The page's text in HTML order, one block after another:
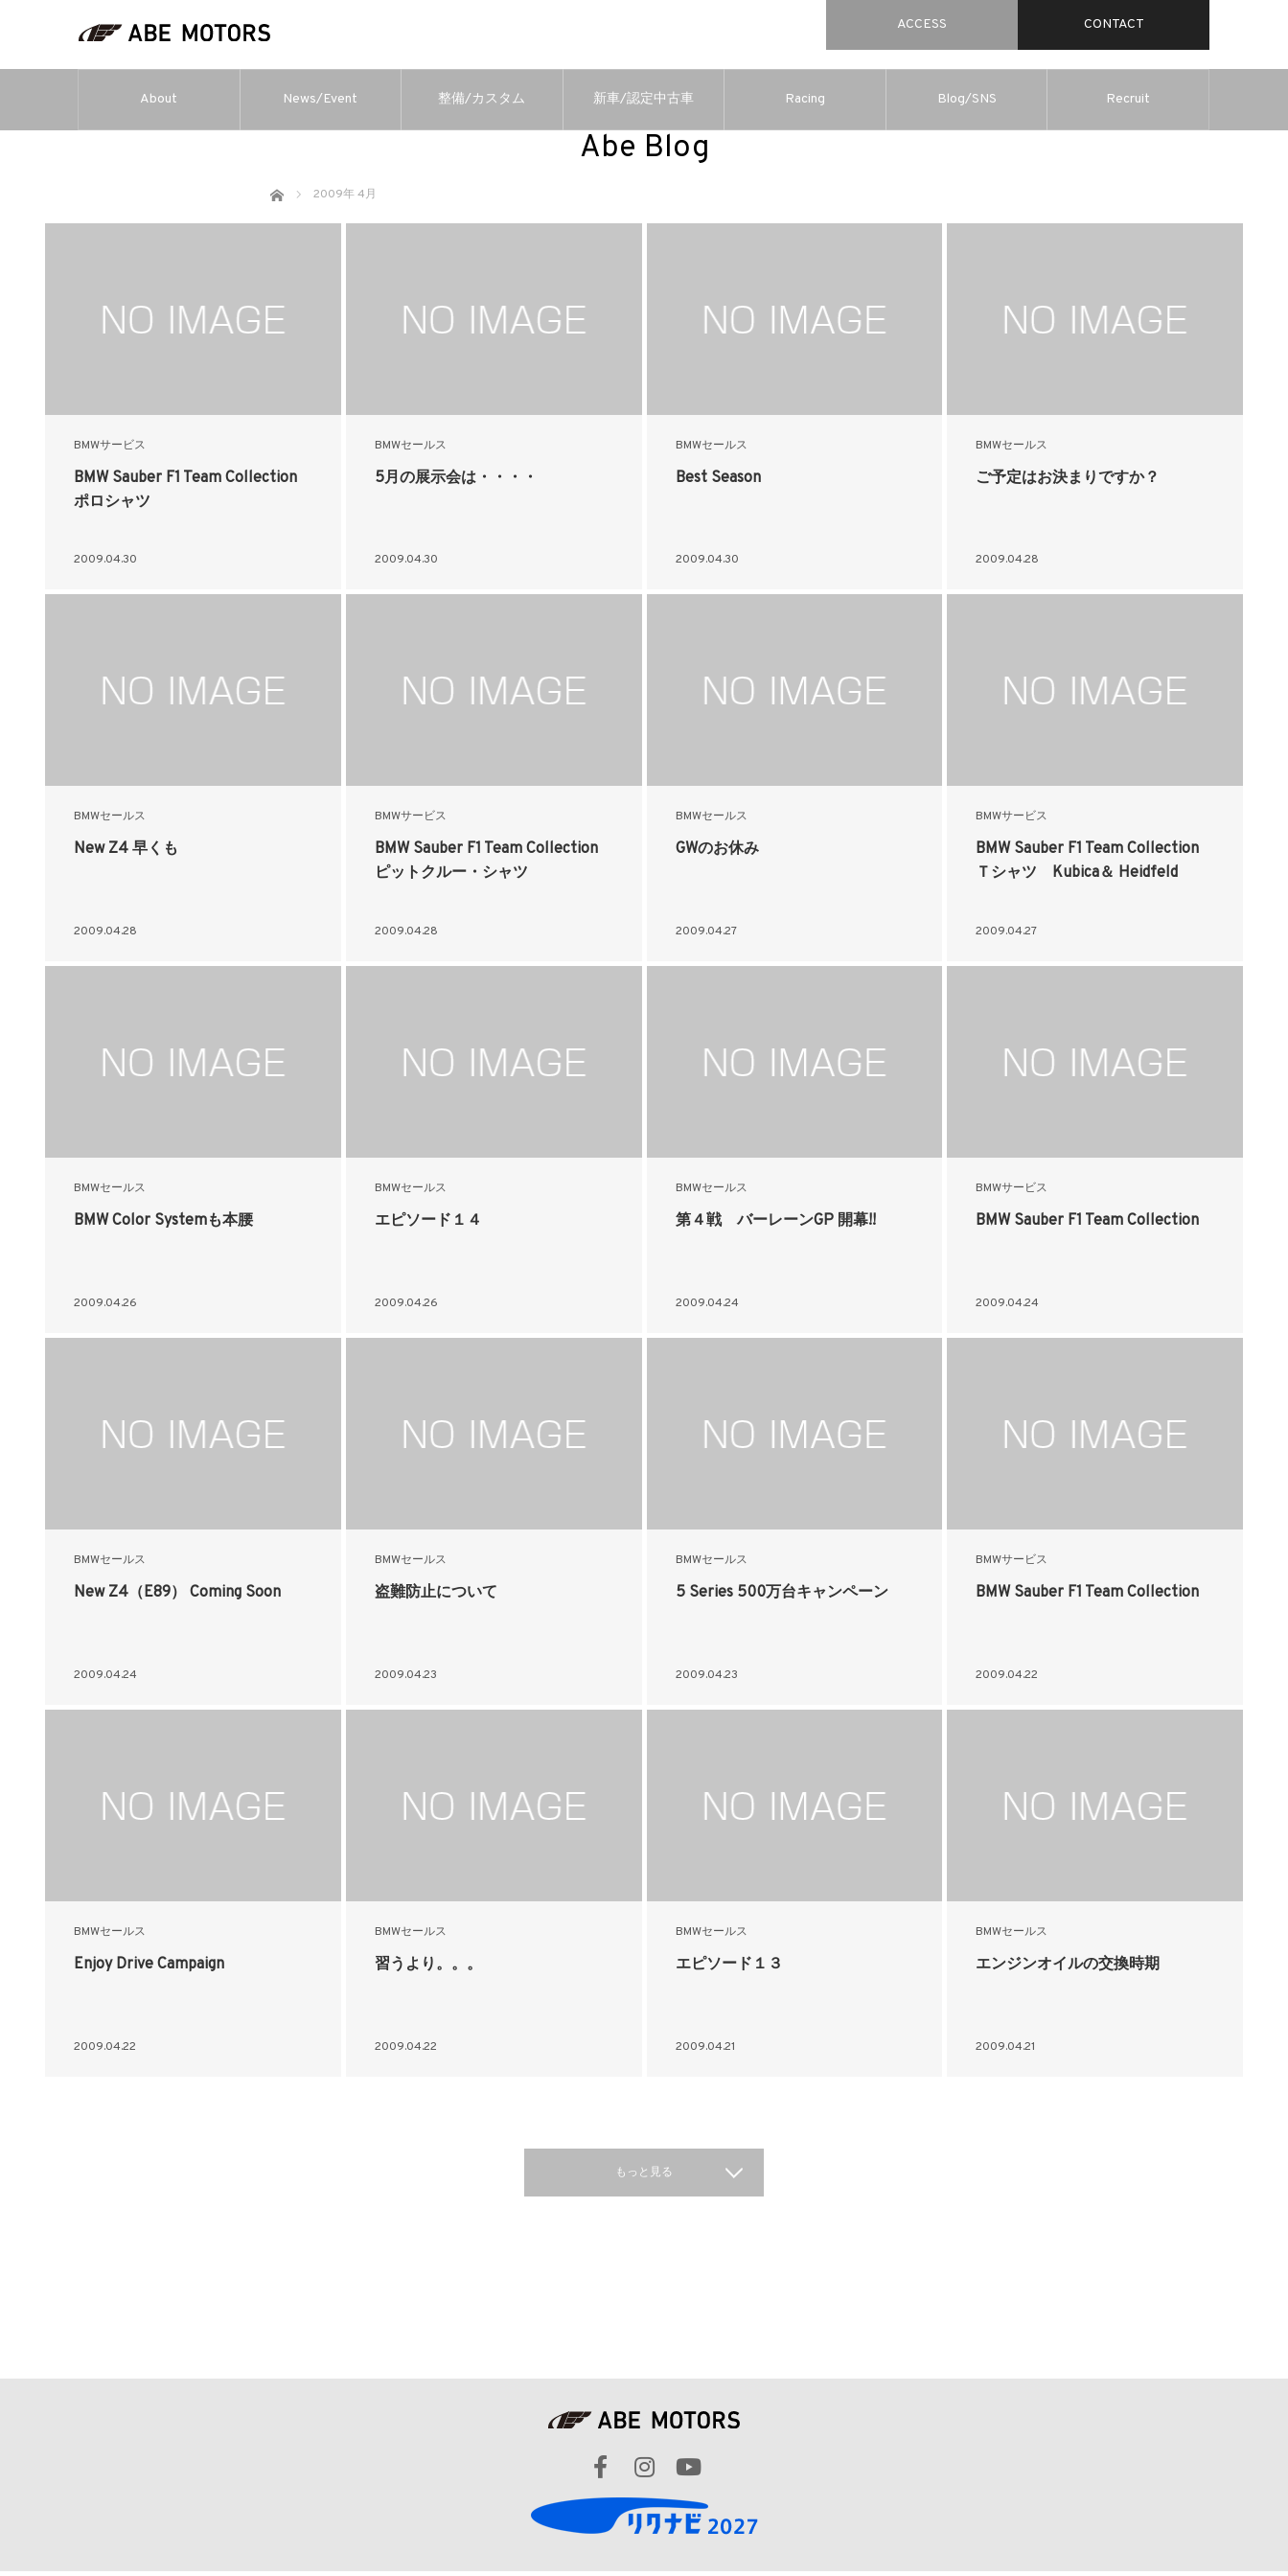
ACCESS CONTACT
About News/Event 整備/カスタム 新車/認定中古車 Racing Blog/SNS Recruit
Abe Blog
ホーム 2009年 4月
BMWサービス
BMW Sauber F1 Team Collection
ポロシャツ
2009.04.30
BMWセールス
5月の展示会は・・・・
2009.04.30
BMWセールス
Best Season
2009.04.30
BMWセールス
ご予定はお決まりですか？
2009.04.28
BMWセールス
New Z4 早くも
2009.04.28
BMWサービス
BMW Sauber F1 Team Collection
ピットクルー・シャツ
2009.04.28
BMWセールス
GWのお休み
2009.04.27
BMWサービス
BMW Sauber F1 Team Collection
Ｔシャツ Kubica＆ Heidfeld
2009.04.27
BMWセールス
BMW Color Systemも本腰
2009.04.26
BMWセールス
エピソード１４
2009.04.26
BMWセールス
第４戦 バーレーンGP 開幕!!
2009.04.24
BMWサービス
BMW Sauber F1 Team Collection
2009.04.24
BMWセールス
New Z4（E89） Coming Soon
2009.04.24
BMWセールス
盗難防止について
2009.04.23
BMWセールス
5 Series 500万台キャンペーン
2009.04.23
BMWサービス
BMW Sauber F1 Team Collection
2009.04.22
BMWセールス
Enjoy Drive Campaign
2009.04.22
BMWセールス
習うより。。。
2009.04.22
BMWセールス
エピソード１３
2009.04.21
BMWセールス
エンジンオイルの交換時期
2009.04.21
もっと見る